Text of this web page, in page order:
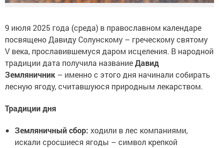
9 июля 2025 года (среда) в православном календаре
посвящено Давиду Солунскому – греческому святому
V века, прославившемуся даром исцеления. В народной
традиции дата получила названиеДавид
Земляничник – именно с этого дня начинали собирать
лесную ягоду, считавшуюся природным лекарством.
Традиции дня
Земляничный сбор: ходили в лес компаниями,
искали сросшиеся ягоды – символ крепкой